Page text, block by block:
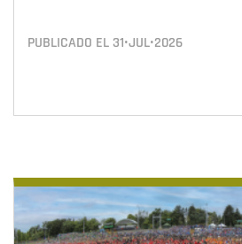
PUBLICADO EL 31•JUL•2026